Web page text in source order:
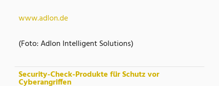
www.adlon.de
(Foto: Adlon Intelligent Solutions)
Security-Check-Produkte für Schutz vor
Cyberangriffen